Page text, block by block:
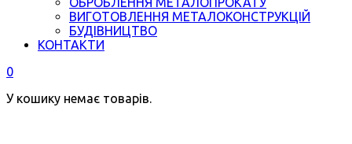
ВИГОТОВЛЕННЯ МЕТАЛОКОНСТРУКЦІЙ
БУДІВНИЦТВО
КОНТАКТИ
0
У кошику немає товарів.